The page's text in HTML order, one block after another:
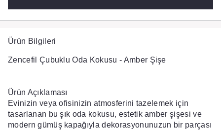
Ürün Bilgileri
Zencefil Çubuklu Oda Kokusu - Amber Şişe
Ürün Açıklaması
Evinizin veya ofisinizin atmosferini tazelemek için
tasarlanan bu şık oda kokusu, estetik amber şişesi ve
modern gümüş kapağıyla dekorasyonunuzun bir parçası